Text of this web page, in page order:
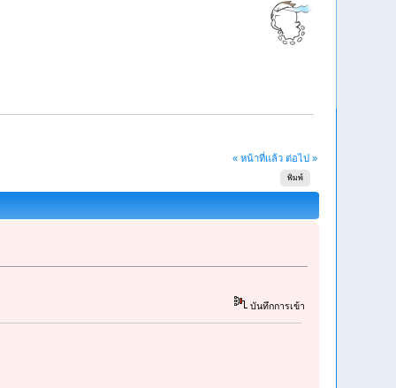
« หน้าที่แล้ว ต่อไป »
พิมพ์
บันทึกการเข้า